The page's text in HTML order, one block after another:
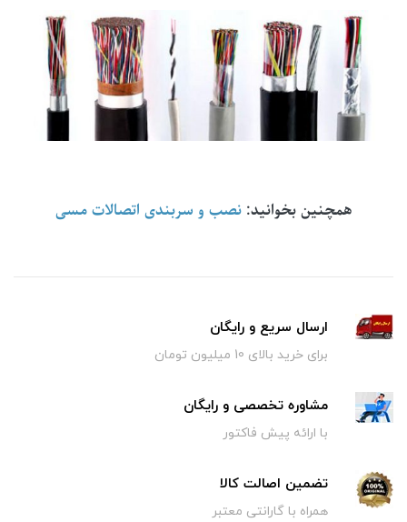
همچنین بخوانید: نصب و سربندی اتصالات مسی
ارسال سریع و رایگان
برای خرید بالای 10 میلیون تومان
مشاوره تخصصی و رایگان
با ارائه پیش فاکتور
تضمین اصالت کالا
همراه با گارانتی معتبر